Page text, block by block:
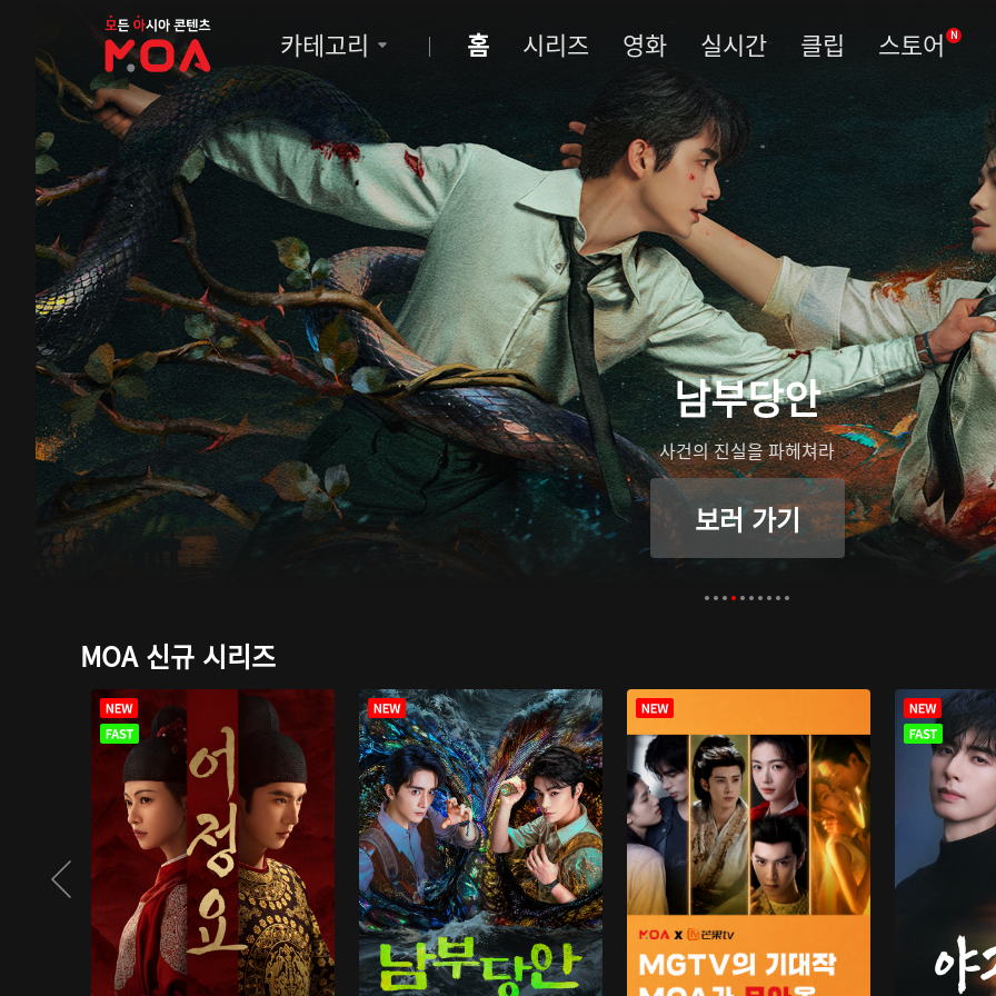
MOA
카테고리 홈 시리즈 영화 실시간 클립 스토어 N
우림령
관복을 벗고 진실을 베다
보러 가기
MOA 신규 시리즈